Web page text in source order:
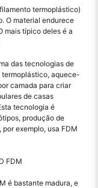
termoplástico)
O material endurece
mais típico deles é a
das tecnologias de
termoplástico, aquece-
camada para criar
de casas
tecnologia é
produção de
por exemplo, usa FDM
é bastante madura, e